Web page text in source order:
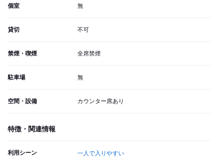
個室 無
貸切 不可
禁煙・喫煙 全席禁煙
駐車場 無
空間・設備 カウンター席あり
特徴・関連情報
利用シーン 一人で入りやすい